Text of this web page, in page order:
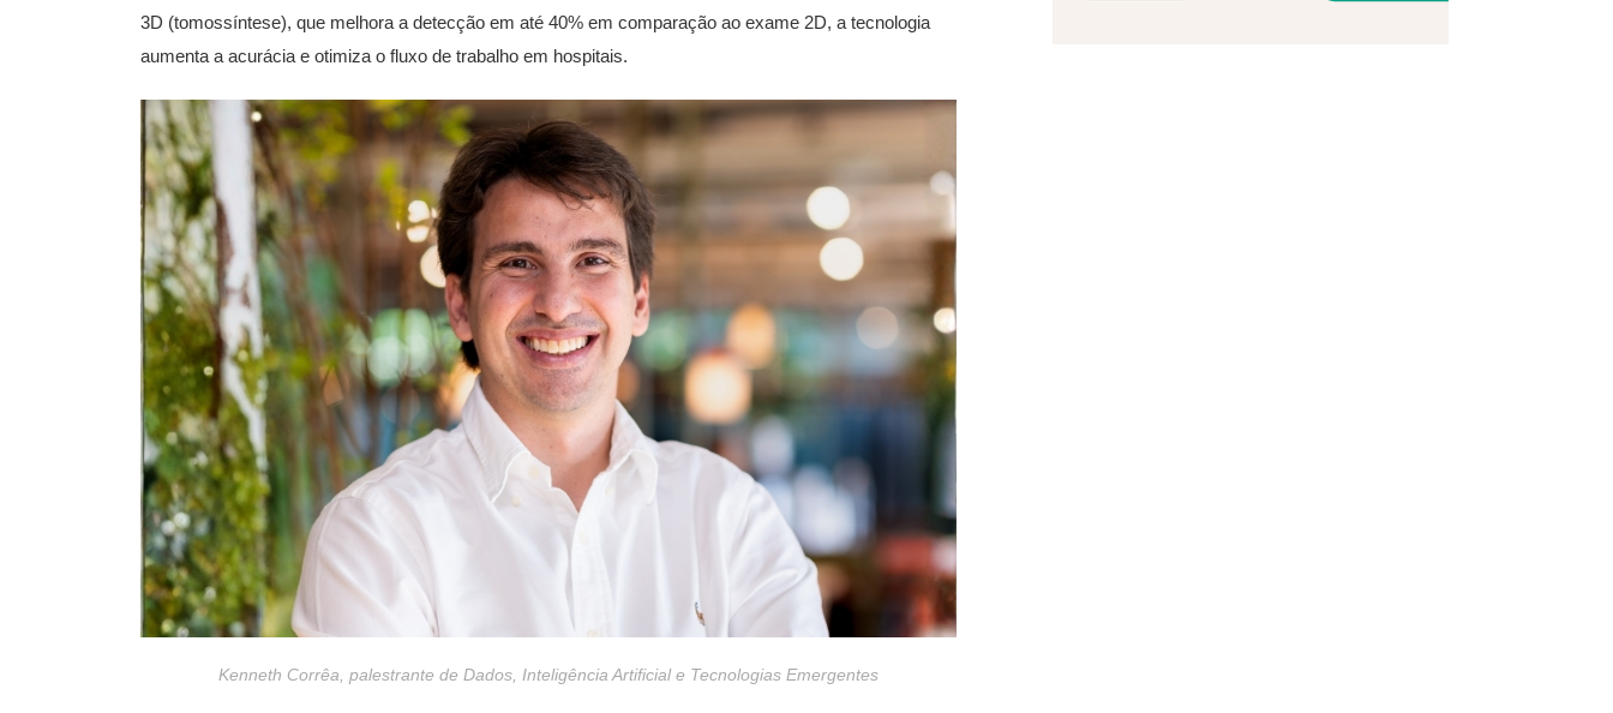
3D (tomossíntese), que melhora a detecção em até 40% em comparação ao exame 2D, a tecnologia
aumenta a acurácia e otimiza o fluxo de trabalho em hospitais.
Kenneth Corrêa, palestrante de Dados, Inteligência Artificial e Tecnologias Emergentes